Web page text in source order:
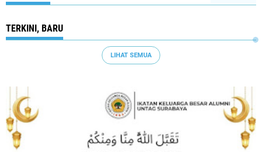
TERKINI, BARU
LIHAT SEMUA